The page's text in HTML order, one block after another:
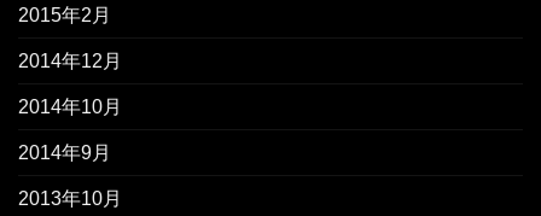
2015年2月
2014年12月
2014年10月
2014年9月
2013年10月